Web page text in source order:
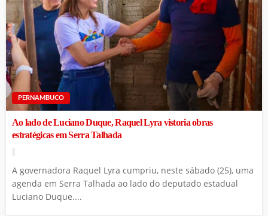
PERNAMBUCO
Ao lado de Luciano Duque, Raquel Lyra vistoria obras
estratégicas em Serra Talhada
A governadora Raquel Lyra cumpriu, neste sábado (25), uma
agenda em Serra Talhada ao lado do deputado estadual
Luciano Duque....